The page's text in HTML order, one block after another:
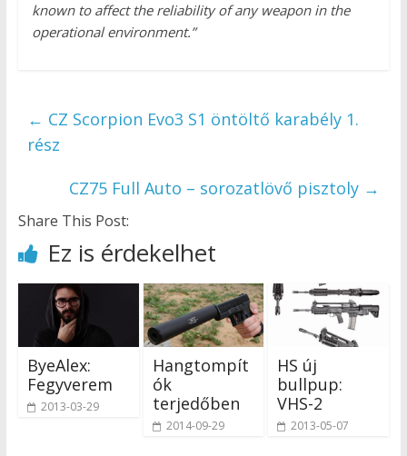
known to affect the reliability of any weapon in the
operational environment.”
← CZ Scorpion Evo3 S1 öntöltő karabély 1.
rész
CZ75 Full Auto – sorozatlövő pisztoly →
Share This Post:
Ez is érdekelhet
ByeAlex:
Fegyverem
2013-03-29
Hangtompít
ók
terjedőben
2014-09-29
HS új
bullpup:
VHS-2
2013-05-07